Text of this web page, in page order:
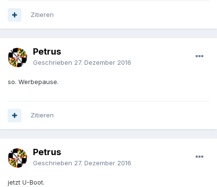
Zitieren
Petrus
Geschrieben 27. Dezember 2016
so. Werbepause.
Zitieren
Petrus
Geschrieben 27. Dezember 2016
jetzt U-Boot.